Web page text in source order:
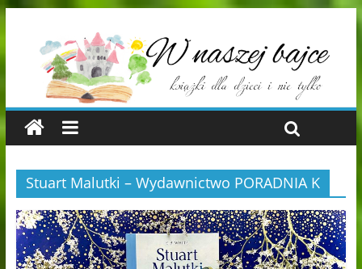
Stuart Malutki – Wydawnictwo PORADNIA K